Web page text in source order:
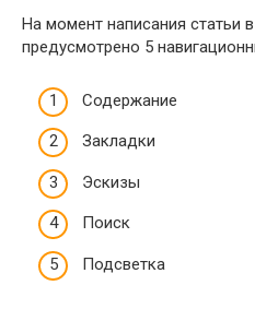
На момент написания статьи
предусмотрено 5
Содержание
Закладки
Эскизы
Поиск
Подсветка